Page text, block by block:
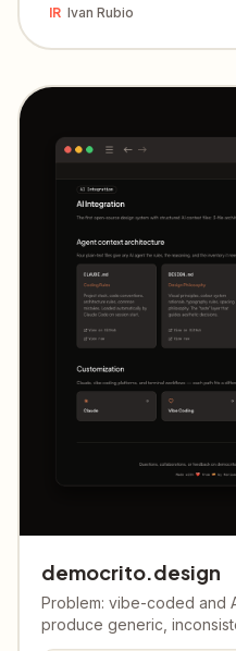
Bolt.new y Lovable para
IR Ivan Rubio
democrito.design
Problem: vibe-coded and
produce generic,
product builders a